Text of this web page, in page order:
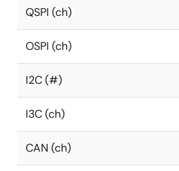
QSPI (ch)
OSPI (ch)
I2C (#)
I3C (ch)
CAN (ch)